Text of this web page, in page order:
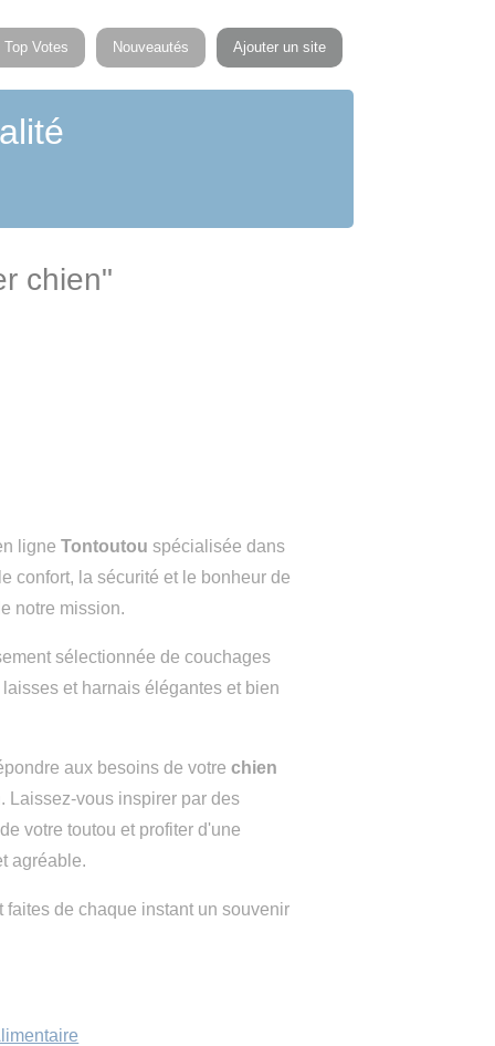
Top Votes Nouveautés Ajouter un site
chien"
ligneTontoutou spécialisée dans
confort, la sécurité et le bonheur de
notre mission.
sélectionnée de couchages
et harnais élégantes et bien
aux besoins de votrechien
Laissez-vous inspirer par des
votre toutou et profiter d'une
agréable.
faites de chaque instant un souvenir